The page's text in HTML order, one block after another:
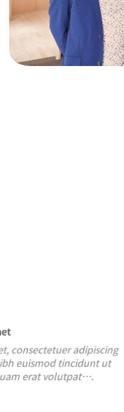
Lorem ipsum dolor sit
elit, sed diam
laoreet dolore magna
Lorem ipsum dolor sit
elit, sed diam
laoreet dolore magna
Lorem ipsum dolor sit
Lorem ipsum dolor sit
elit, sed diam
laoreet dolore magna